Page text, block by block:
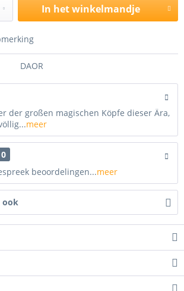
In het winkelmandje
DAOR
der großen magischen Köpfe dieser Ära,
meer
0
beoordelingen...meer
ook